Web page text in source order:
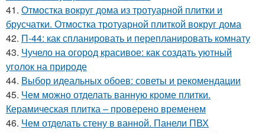
41. Отмостка вокруг дома из тротуарной плитки и
брусчатки. Отмостка тротуарной плиткой вокруг дома
42. П-44: как спланировать и перепланировать комнату
43. Чучело на огород красивое: как создать уютный
уголок на природе
44. Выбор идеальных обоев: советы и рекомендации
45. Чем можно отделать ванную кроме плитки.
Керамическая плитка – проверено временем
46. Чем отделать стену в ванной. Панели ПВХ